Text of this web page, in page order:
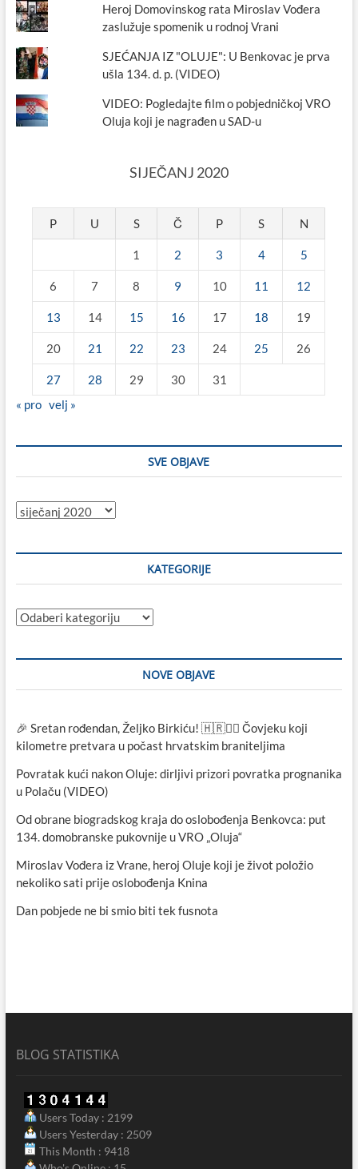
Heroj Domovinskog rata Miroslav Vođera
zaslužuje spomenik u rodnoj Vrani
SJEĆANJA IZ "OLUJE": U Benkovac je prva
ušla 134. d. p. (VIDEO)
VIDEO: Pogledajte film o pobjedničkoj VRO
Oluja koji je nagrađen u SAD-u
SIJEČANJ 2020
P U S Č P S N
1 2 3 4 5
6 7 8 9 10 11 12
13 14 15 16 17 18 19
20 21 22 23 24 25 26
27 28 29 30
31
« pro velj »
SVE OBJAVE
Sve
KATEGORIJE
Kategorije
NOVE OBJAVE
🎉 Sretan rođendan, Željko Birkiću! 🇭🇷🏃‍♂️ Čovjeku koji
kilometre pretvara u počast hrvatskim braniteljima
Povratak kući nakon Oluje: dirljivi prizori povratka prognanika
u Polaču (VIDEO)
Od obrane biogradskog kraja do oslobođenja Benkovca: put
134. domobranske pukovnije u VRO „Oluja“
Miroslav Vođera iz Vrane, heroj Oluje koji je život položio
nekoliko sati prije oslobođenja Knina
Dan pobjede ne bi smio biti tek fusnota
BLOG STATISTIKA
Users Today : 2199
Users Yesterday : 2509
This Month : 9418